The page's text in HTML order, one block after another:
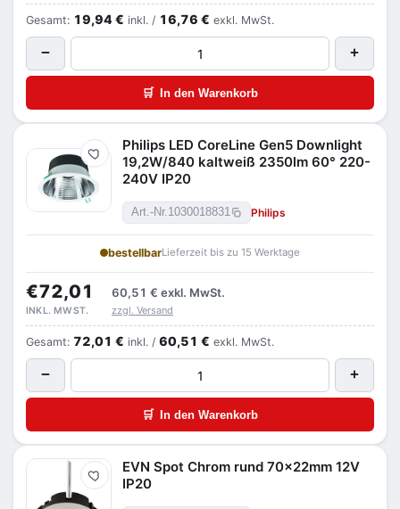
Gesamt: 19,94 € inkl. / 16,76 € exkl. MwSt.
− +
🛒 In den Warenkorb
Merken
Philips LED CoreLine Gen5 Downlight
19,2W/840 kaltweiß 2350lm 60° 220-
240V IP20
Art.-Nr.1030018831 Philips
bestellbarLieferzeit bis zu 15 Werktage
€72,01 60,51 € exkl. MwSt.
INKL. MWST. zzgl. Versand
Gesamt: 72,01 € inkl. / 60,51 € exkl. MwSt.
− +
🛒 In den Warenkorb
Merken
EVN Spot Chrom rund 70x22mm 12V
IP20